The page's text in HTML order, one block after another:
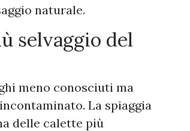
naturale.
selvaggio del
meno conosciuti ma
La spiaggia
delle calette più